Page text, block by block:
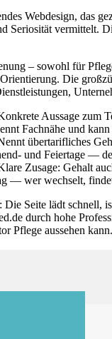
Webdesign, das
Seriosität
– sowohl für
Die
Fachnähe und kann
und Feiertage —
— wer wechselt,
Seite lädt
durch hohe
Pflege aussehen kann.